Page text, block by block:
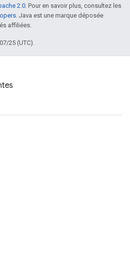
2.0. Pour en savoir plus, consultez les
. Java est une marque déposée
affiliées.
25 (UTC).